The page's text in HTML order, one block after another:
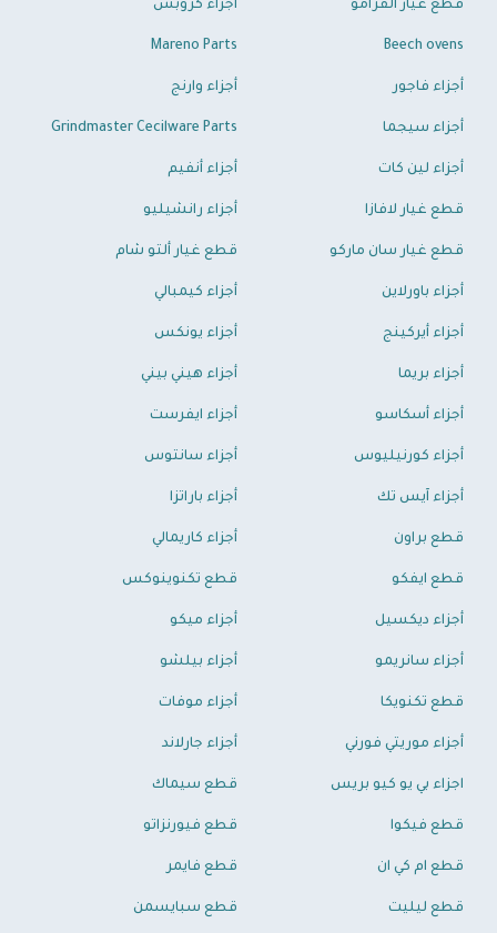
قطع غيار الفرامو أجزاء كروبس
Beech ovens
Mareno Parts
أجزاء فاجور أجزاء وارنج
أجزاء سيجما Grindmaster Cecilware Parts
أجزاء لين كات أجزاء أنفيم
قطع غيار لافازا أجزاء رانشيليو
قطع غيار سان ماركو قطع غيار ألتو شام
أجزاء باورلاين أجزاء كيمبالي
أجزاء أيركينج أجزاء يونكس
أجزاء بريما أجزاء هيني بيني
أجزاء أسكاسو أجزاء ايفرست
أجزاء كورنيليوس أجزاء سانتوس
أجزاء آيس تك أجزاء باراتزا
قطع براون أجزاء كاريمالي
قطع ايفكو قطع تكنوينوكس
أجزاء ديكسيل أجزاء ميكو
أجزاء سانريمو أجزاء بيلشو
قطع تكنويكا أجزاء موفات
أجزاء موريتي فورني أجزاء جارلاند
اجزاء بي يو كيو بريس قطع سيماك
قطع فيكوا قطع فيورنزاتو
قطع ام كي ان قطع فايمر
قطع ليليت قطع سبايسمن